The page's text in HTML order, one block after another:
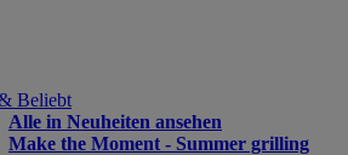
Beliebt
Alle in Neuheiten ansehen
Make the Moment - Summer grilling